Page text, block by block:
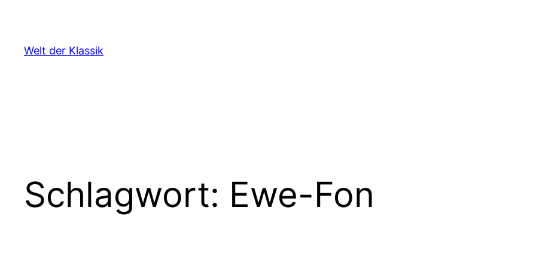
springen
Welt der Klassik
Schlagwort: Ewe-Fon